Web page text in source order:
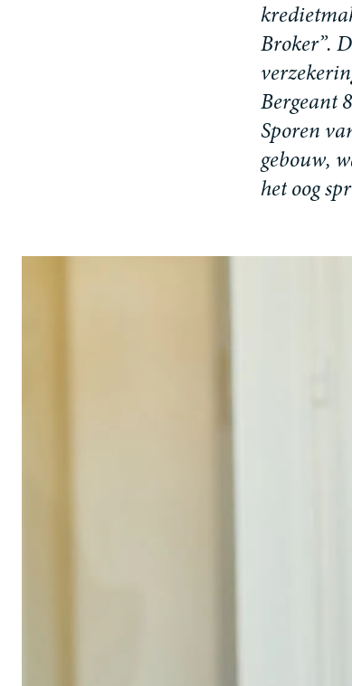
kredietma
Broker”. D
verzekerin
Bergeant 8
Sporen va
gebouw, w
het oog spr